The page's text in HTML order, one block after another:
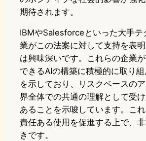
期待されます。
IBMやSalesforceといった大手テ
業がこの法案に対して支持を表
は興味深いです。これらの企業
できるAIの構築に積極的に取り
を示しており、リスクベースの
界全体での共通の理解として受
あることを示唆しています。こ
責任ある使用を促進する上で、
きです。